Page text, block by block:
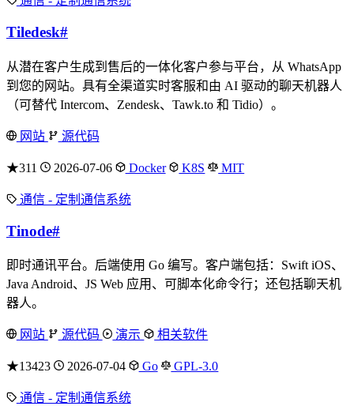
Tiledesk#
从潜在客户生成到售后的一体化客户参与平台，从 WhatsApp
到您的网站。具有全渠道实时客服和由 AI 驱动的聊天机器人
（可替代 Intercom、Zendesk、Tawk.to 和 Tidio）。
网站 源代码
★311 2026-07-06 Docker K8S MIT
通信 - 定制通信系统
Tinode#
即时通讯平台。后端使用 Go 编写。客户端包括：Swift iOS、
Java Android、JS Web 应用、可脚本化命令行；还包括聊天机
器人。
网站 源代码 演示 相关软件
★13423 2026-07-04 Go GPL-3.0
通信 - 定制通信系统